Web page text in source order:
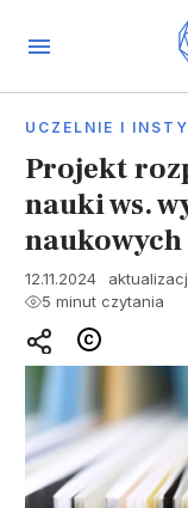
UCZELNIE I
Projekt
nauki ws.
12.11.2024
5 minut czytania